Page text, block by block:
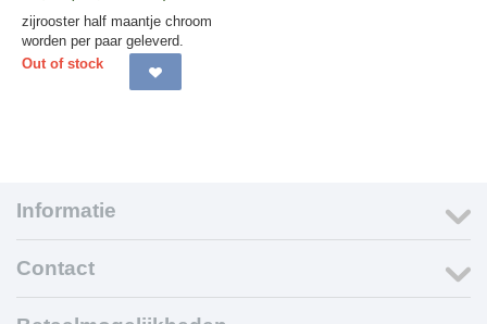
zijrooster half maantje chroom
worden per paar geleverd.
Out of stock
Informatie
Contact